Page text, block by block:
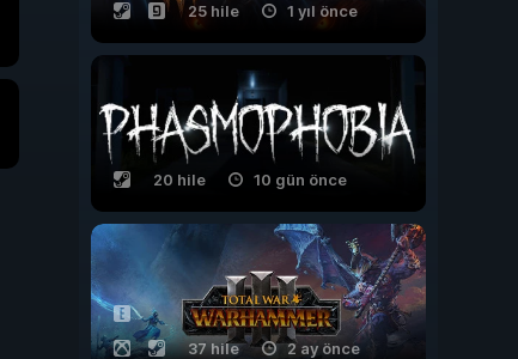
25 hile 1 yıl önce
20 hile 10 gün önce
37 hile 2 ay önce